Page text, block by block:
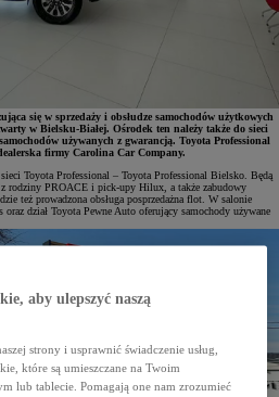
się w sprzedaży i obsłudze samochodów użytkowych
w Bielsku-Białej. Ośrodek ten należy także do sieci
używanych z gwarancją. Toyota Professional
firmy Carolina Car Company.
Toyota Professional – Toyota Professional Bielsko. Będą
z rodziny PROACE i pick-upy Hilux, a także zabudowy
też prowadzona obsługa posprzedażna flot. W salonie
oraz dział Toyota Pewne Auto oferujący samochody używane
aby ulepszyć naszą
strony i usprawnić świadczenie usług,
które są umieszczane na Twoim
lub tablecie. Pomagają one nam zrozumieć